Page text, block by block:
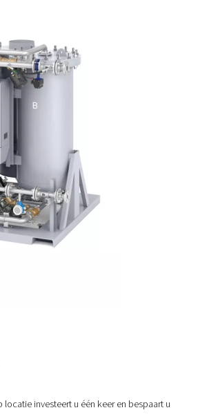
van een stikstofgenerator. In
aanpak geeft u volledige controle